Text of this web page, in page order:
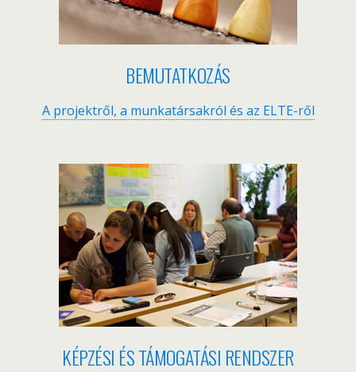
BEMUTATKOZÁS
A projektről, a munkatársakról és az ELTE-ről
KÉPZÉSI ÉS TÁMOGATÁSI RENDSZER